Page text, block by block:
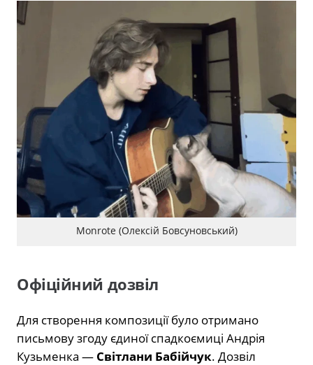
Monrote (Олексій Бовсуновський)
Офіційний дозвіл
Для створення композиції було отримано
письмову згоду єдиної спадкоємиці Андрія
Кузьменка — Світлани Бабійчук. Дозвіл